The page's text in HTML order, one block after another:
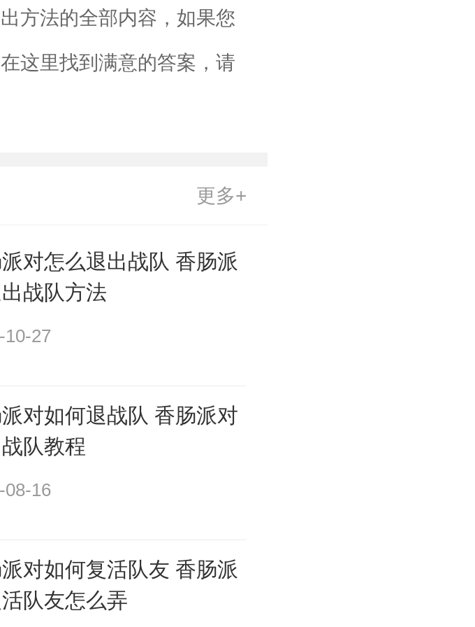
法的全部内容，如果您
这里找到满意的答案，请
更多+
对怎么退出战队 香肠派
战队方法
10-27
对如何退战队 香肠派对
队教程
08-16
对如何复活队友 香肠派
队友怎么弄